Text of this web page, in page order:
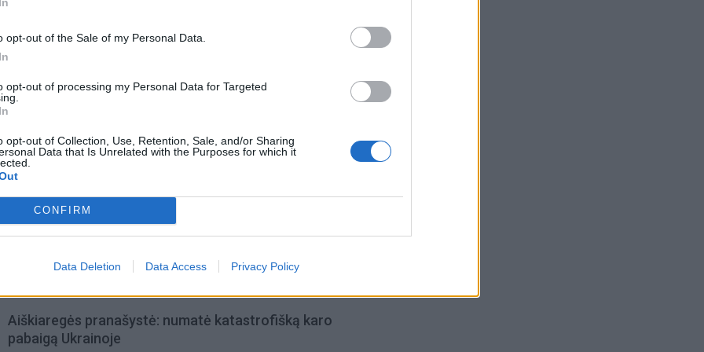
opt-out of the Sale of my Personal Data.
opt-out of processing my Personal Data for Targeted
opt-out of Collection, Use, Retention, Sale, and/or Sharing
Data that Is Unrelated with the Purposes for which it
CONFIRM
Data Deletion Data Access Privacy Policy
grįžusi Karina
didžiausią savo
Anatolijus Klemencovas: gal jau
Aiškiaregės pranašystė: numatė katastrofišką karo
pabaigą Ukrainoje